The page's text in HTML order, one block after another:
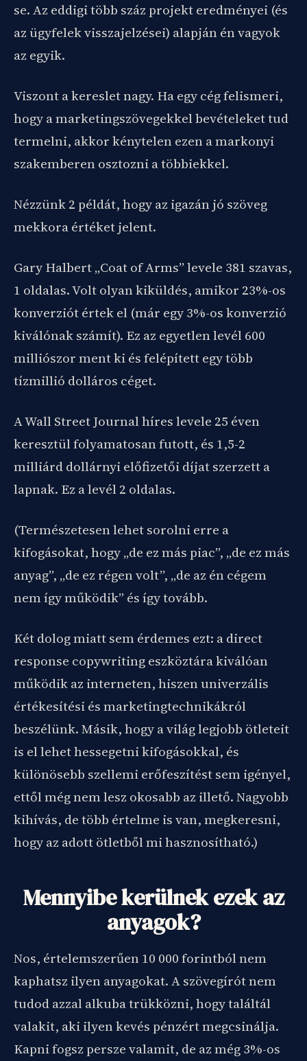
se. Az eddigi több száz projekt eredményei (és
az ügyfelek visszajelzései) alapján én vagyok
az egyik.
Viszont a kereslet nagy. Ha egy cég felismeri,
hogy a marketingszövegekkel bevételeket tud
termelni, akkor kénytelen ezen a markonyi
szakemberen osztozni a többiekkel.
Nézzünk 2 példát, hogy az igazán jó szöveg
mekkora értéket jelent.
Gary Halbert „Coat of Arms” levele 381 szavas,
1 oldalas. Volt olyan kiküldés, amikor 23%-os
konverziót értek el (már egy 3%-os konverzió
kiválónak számít). Ez az egyetlen levél 600
milliószor ment ki és felépített egy több
tízmillió dolláros céget.
A Wall Street Journal híres levele 25 éven
keresztül folyamatosan futott, és 1,5-2
milliárd dollárnyi előfizetői díjat szerzett a
lapnak. Ez a levél 2 oldalas.
(Természetesen lehet sorolni erre a
kifogásokat, hogy „de ez más piac”, „de ez más
anyag”, „de ez régen volt”, „de az én cégem
nem így működik” és így tovább.
Két dolog miatt sem érdemes ezt: a direct
response copywriting eszköztára kiválóan
működik az interneten, hiszen univerzális
értékesítési és marketingtechnikákról
beszélünk. Másik, hogy a világ legjobb ötleteit
is el lehet hessegetni kifogásokkal, és
különösebb szellemi erőfeszítést sem igényel,
ettől még nem lesz okosabb az illető. Nagyobb
kihívás, de több értelme is van, megkeresni,
hogy az adott ötletből mi hasznosítható.)
Mennyibe kerülnek ezek az
anyagok?
Nos, értelemszerűen 10 000 forintból nem
kaphatsz ilyen anyagokat. A szövegírót nem
tudod azzal alkuba trükközni, hogy találtál
valakit, aki ilyen kevés pénzért megcsinálja.
Kapni fogsz persze valamit, de az még 3%-os